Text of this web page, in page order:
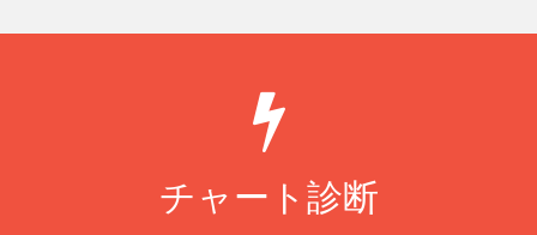
チャート診断